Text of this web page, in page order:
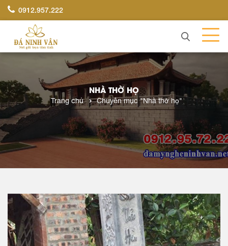
0912.957.222
NHÀ THỜ HỌ
Trang chủ Chuyên mục "Nhà thờ họ"